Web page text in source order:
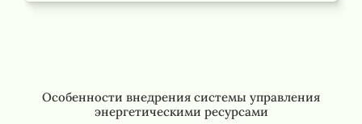
Особенности внедрения системы управления
энергетическими ресурсами